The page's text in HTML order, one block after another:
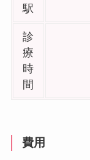
駅
診
療
時
間
費用